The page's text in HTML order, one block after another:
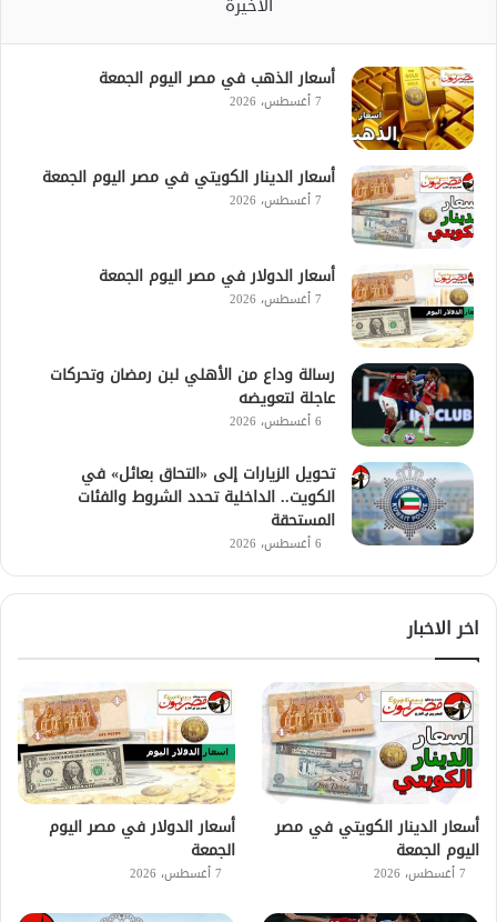
أسعار الذهب في مصر اليوم الجمعة
7 أغسطس، 2026
أسعار الدينار الكويتي في مصر اليوم الجمعة
7 أغسطس، 2026
أسعار الدولار في مصر اليوم الجمعة
7 أغسطس، 2026
رسالة وداع من الأهلي لبن رمضان وتحركات
عاجلة لتعويضه
6 أغسطس، 2026
تحويل الزيارات إلى «التحاق بعائل» في
الكويت.. الداخلية تحدد الشروط والفئات
المستحقة
6 أغسطس، 2026
اخر الاخبار
أسعار الدينار الكويتي في مصر
اليوم الجمعة
7 أغسطس، 2026
أسعار الدولار في مصر اليوم
الجمعة
7 أغسطس، 2026